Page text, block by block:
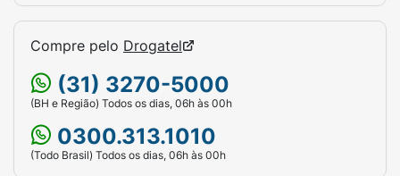
Compre pelo Drogatel
(31) 3270-5000
(BH e Região) Todos os dias, 06h às 00h
0300.313.1010
(Todo Brasil) Todos os dias, 06h às 00h